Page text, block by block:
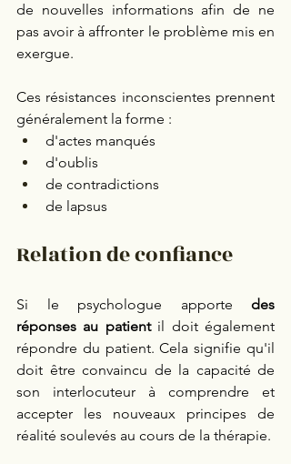
de nouvelles informations afin de ne
pas avoir à affronter le problème mis en
exergue.
Ces résistances inconscientes prennent
généralement la forme :
d'actes manqués
d'oublis
de contradictions
de lapsus
Relation de confiance
Si le psychologue apporte des
réponses au patient il doit également
répondre du patient. Cela signifie qu'il
doit être convaincu de la capacité de
son interlocuteur à comprendre et
accepter les nouveaux principes de
réalité soulevés au cours de la thérapie.